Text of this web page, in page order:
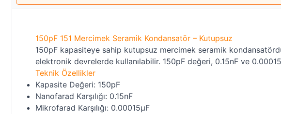
150pF 151 Mercimek Seramik Kondansatör – Kutupsuz
150pF kapasiteye sahip kutupsuz mercimek seramik
elektronik devrelerde kullanılabilir. 150pF değeri, 0.15nF ve
Teknik Özellikler
Kapasite Değeri: 150pF
Nanofarad Karşılığı: 0.15nF
Mikrofarad Karşılığı: 0.00015µF